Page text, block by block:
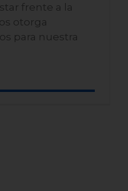
frente a la
otorga
para nuestra